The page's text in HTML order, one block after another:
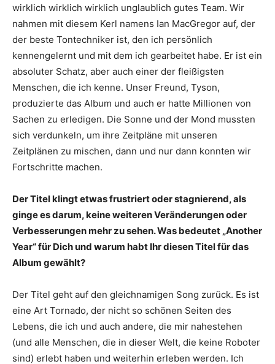
wirklich wirklich wirklich unglaublich gutes Team. Wir
nahmen mit diesem Kerl namens Ian MacGregor auf, der
der beste Tontechniker ist, den ich persönlich
kennengelernt und mit dem ich gearbeitet habe. Er ist ein
absoluter Schatz, aber auch einer der fleißigsten
Menschen, die ich kenne. Unser Freund, Tyson,
produzierte das Album und auch er hatte Millionen von
Sachen zu erledigen. Die Sonne und der Mond mussten
sich verdunkeln, um ihre Zeitpläne mit unseren
Zeitplänen zu mischen, dann und nur dann konnten wir
Fortschritte machen.
Der Titel klingt etwas frustriert oder stagnierend, als
ginge es darum, keine weiteren Veränderungen oder
Verbesserungen mehr zu sehen. Was bedeutet „Another
Year“ für Dich und warum habt Ihr diesen Titel für das
Album gewählt?
Der Titel geht auf den gleichnamigen Song zurück. Es ist
eine Art Tornado, der nicht so schönen Seiten des
Lebens, die ich und auch andere, die mir nahestehen
(und alle Menschen, die in dieser Welt, die keine Roboter
sind) erlebt haben und weiterhin erleben werden. Ich